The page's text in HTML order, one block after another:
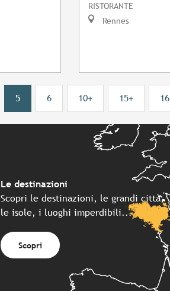
RISTORANTE
Rennes
5 6 10+ 15+ 16
Le destinazioni
Scopri le destinazioni, le grandi città,
le isole, i luoghi imperdibili...
Scopri